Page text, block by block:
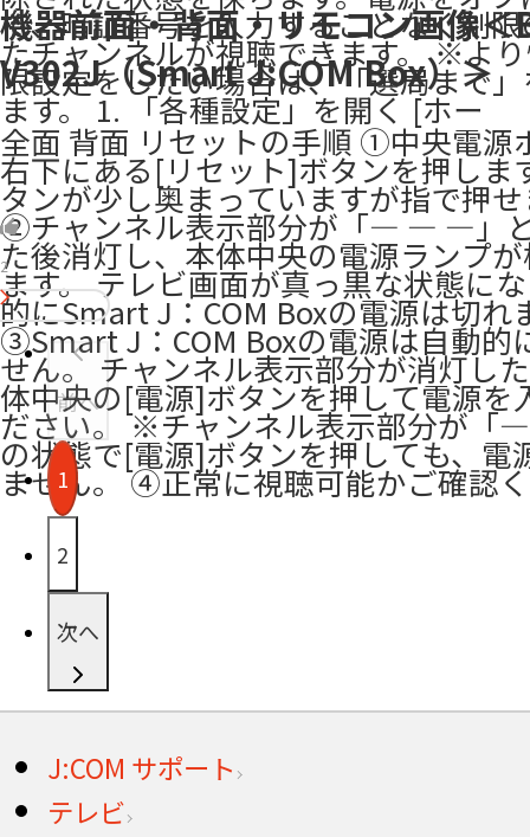
で、暗証番号を入力することなく制
たチャンネルが視聴できます。 ※よ
限設定をしたい場合は、「選局まで
ます。 1. 「各種設定」を開く [ホー
機器前面・背面・リモコン画像＜
V302J（Smart J:COM Box）＞
全面 背面 リセットの手順 ①中央電源
右下にある[リセット]ボタンを押しま
タンが少し奥まっていますが指で押
②チャンネル表示部分が「― ― ―」
た後消灯し、本体中央の電源ランプ
ます。 テレビ画面が真っ黒な状態に
的にSmart J：COM Boxの電源は切れ
③Smart J：COM Boxの電源は自動的
せん。 チャンネル表示部分が消灯し
体中央の[電源]ボタンを押して電源を
ださい。 ※チャンネル表示部分が
の状態で[電源]ボタンを押しても、電
ません。 ④正常に視聴可能かご確認
2
前へ
1
2
次へ
J:COM サポート
テレビ